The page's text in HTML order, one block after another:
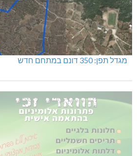
מגדל תפן: 350 דונם במתחם חדש